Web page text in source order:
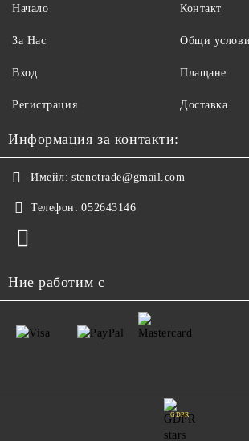
Начало
За Нас
Вход
Регистрация
Контакт
Общи
Плащане
Доставка
Информация за контакти:
Имейл: stenotrade@gmail.com
Телефон: 052643146
Ние работим с
GDPR